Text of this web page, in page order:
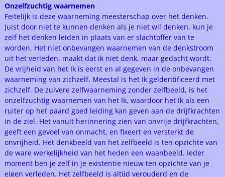
Onzelfzuchtig waarnemen
Feitelijk is deze waarneming meesterschap over het denken.
Juist door niet te kunnen denken als je niet wil denken, kun je
zelf het denken leiden in plaats van er slachtoffer van te
worden. Het niet onbevangen waarnemen van de denkstroom
uit het verleden, maakt dat ik niet denk, maar gedacht wordt.
De vrijheid van het Ik is eerst en al gegeven in de onbevangen
waarneming van zichzelf. Meestal is het Ik geïdentificeerd met
zichzelf. De zuivere zelfwaarneming zonder zelfbeeld, is het
onzelfzuchtig waarnemen van het Ik, waardoor het Ik als een
ruiter op het paard goed leiding kan geven aan de drijfkrachten
in de ziel. Het vanuit herinnering zien van onvrije drijfkrachten,
geeft een gevoel van onmacht, en fixeert en versterkt de
onvrijheid. Het denkbeeld van het zelfbeeld is ten opzichte van
de ware werkelijkheid van het heden een waanbeeld. Ieder
moment ben je zelf in je existentie nieuw ten opzichte van je
eigen verleden. Het zelfbeeld is altijd verouderd en de